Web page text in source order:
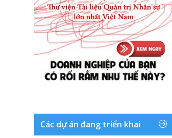
Các dự án đang triển khai